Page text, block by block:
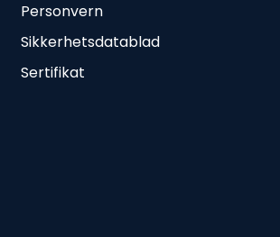
Personvern
Sikkerhetsdatablad
Sertifikat